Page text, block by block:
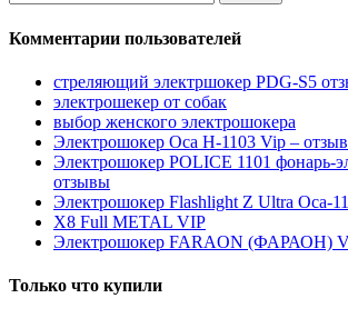
Комментарии пользователей
стреляющий электршокер PDG-S5
электрошекер от собак
выбор женского электрошокера
Электрошокер Оса H-1103 Vip –
Электрошокер POLICE 1101 фонарь-
отзывы
Электрошокер Flashlight Z Ultra Оса-
Х8 Full METAL VIP
Электрошокер FARAON (ФАРАОН)
Только что купили